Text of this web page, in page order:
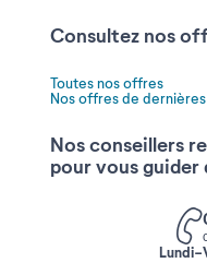
Consultez nos
Toutes nos offres
Nos offres de
Nos conseillers
pour vous
Lundi-